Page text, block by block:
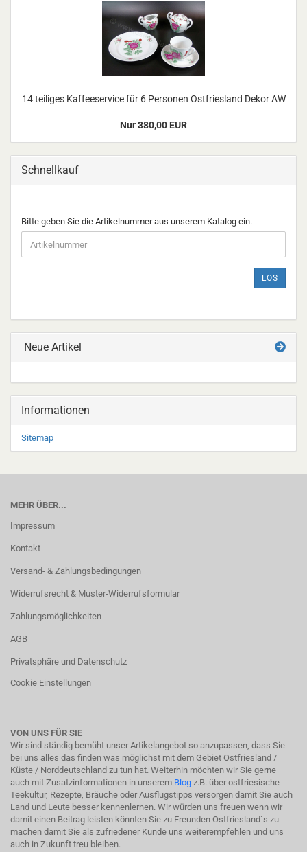
14 teiliges Kaffeeservice für 6 Personen Ostfriesland Dekor AW
Nur 380,00 EUR
Schnellkauf
BITTE
GEBEN
SIE
DIE
EIN.
Bitte geben Sie die Artikelnummer aus unserem Katalog ein.
LOS
Neue Artikel
Informationen
Sitemap
MEHR ÜBER...
Impressum
Kontakt
Versand- & Zahlungsbedingungen
Widerrufsrecht & Muster-Widerrufsformular
Zahlungsmöglichkeiten
AGB
Privatsphäre und Datenschutz
Cookie Einstellungen
VON UNS FÜR SIE
Wir sind ständig bemüht unser Artikelangebot so anzupassen, dass Sie
bei uns alles das finden was möglichst mit dem Gebiet Ostfriesland /
Küste / Norddeutschland zu tun hat. Weiterhin möchten wir Sie gerne
auch mit Zusatzinformationen in unserem Blog z.B. über ostfriesische
Teekultur, Rezepte, Bräuche oder Ausflugstipps versorgen damit Sie auch
Land und Leute besser kennenlernen. Wir würden uns freuen wenn wir
damit einen Beitrag leisten könnten Sie zu Freunden Ostfriesland´s zu
machen damit Sie als zufriedener Kunde uns weiterempfehlen und uns
auch in Zukunft treu bleiben.